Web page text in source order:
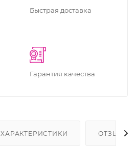
Быстрая доставка
Гарантия качества
ХАРАКТЕРИСТИКИ ОТЗЫВЫ